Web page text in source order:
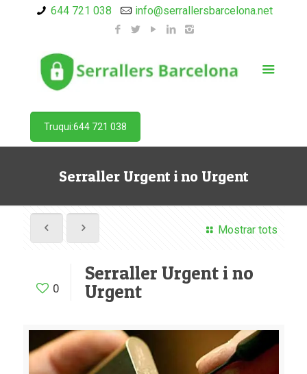
644 721 038 info@serrallersbarcelona.net
Truqui:644 721 038
Serraller Urgent i no Urgent
Mostrar tots
0
Serraller Urgent i no
Urgent